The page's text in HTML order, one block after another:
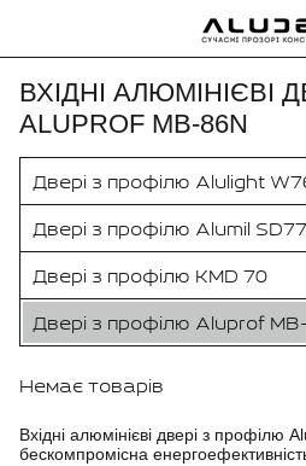
ВХІДНІ АЛЮМІНІЄВІ
ALUPROF MB-86N
Двері з профілю Alulight
Двері з профілю Alumil SD77
Двері з профілю KMD 70
Двері з профілю Aluprof
Немає товарів
Вхідні алюмінієві двері з профілю
бескомпромісна